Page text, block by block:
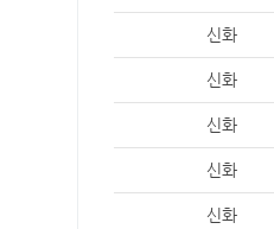
신화
신화
신화
신화
신화